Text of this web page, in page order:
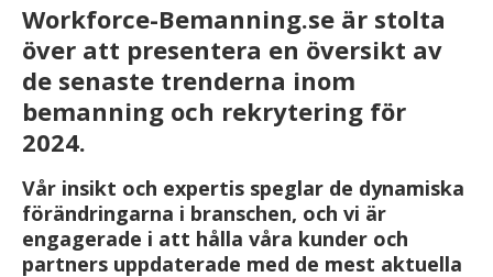
Workforce-Bemanning.se är stolta
över att presentera en översikt av
de senaste trenderna inom
bemanning och rekrytering för
2024.
Vår insikt och expertis speglar de dynamiska
förändringarna i branschen, och vi är
engagerade i att hålla våra kunder och
partners uppdaterade med de mest aktuella